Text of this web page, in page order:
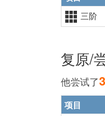
三阶
复原/
他尝试了
项目